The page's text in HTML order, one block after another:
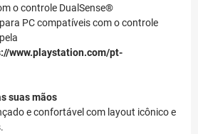
o controle DualSense®
PC compatíveis com o controle
www.playstation.com/pt-
suas mãos
e confortável com layout icônico e